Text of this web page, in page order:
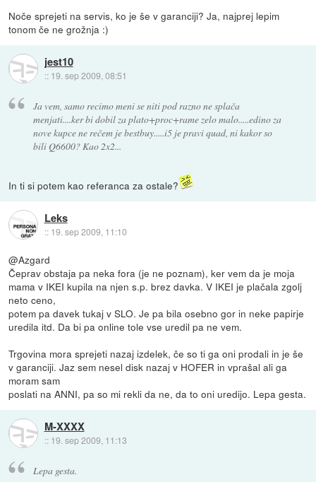
Noče sprejeti na servis, ko je še v garanciji? Ja, najprej lepim
tonom če ne grožnja :)
jest10
:: 19. sep 2009, 08:51
Ja vem, samo recimo meni se niti pod razno ne splača
menjati....ker bi dobil za plato+proc+rame zelo malo.....edino za
nove kupce ne rečem je bestbuy.....i5 je pravi quad, ni kakor so
bili Q6600? Kao 2x2...
In ti si potem kao referanca za ostale?
Leks
:: 19. sep 2009, 11:10
@Azgard
Čeprav obstaja pa neka fora (je ne poznam), ker vem da je moja
mama v IKEI kupila na njen s.p. brez davka. V IKEI je plačala zgolj
neto ceno,
potem pa davek tukaj v SLO. Je pa bila osebno gor in neke papirje
uredila itd. Da bi pa online tole vse uredil pa ne vem.
Trgovina mora sprejeti nazaj izdelek, če so ti ga oni prodali in je še
v garanciji. Jaz sem nesel disk nazaj v HOFER in vprašal ali ga
moram sam
poslati na ANNI, pa so mi rekli da ne, da to oni uredijo. Lepa gesta.
M-XXXX
:: 19. sep 2009, 11:13
Lepa gesta.